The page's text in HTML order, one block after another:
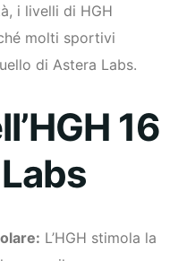
i livelli di HGH
molti sportivi
di Astera Labs.
16
L’HGH stimola la